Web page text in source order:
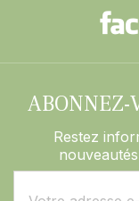
ABONNEZ-
Restez